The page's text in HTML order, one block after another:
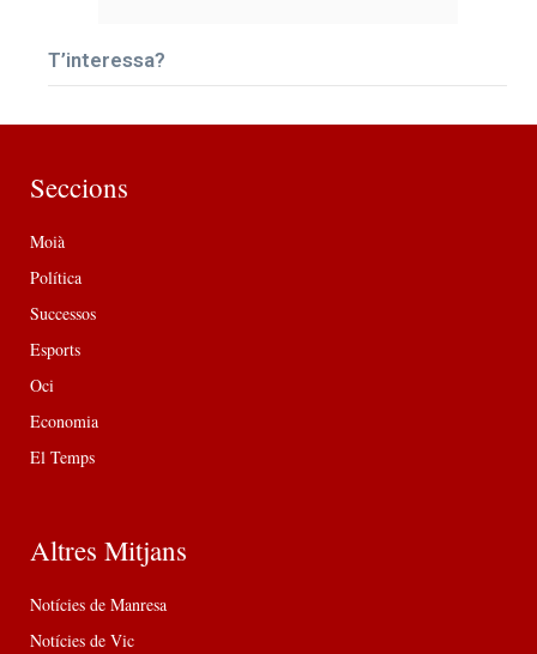
T’interessa?
Seccions
Moià
Política
Successos
Esports
Oci
Economia
El Temps
Altres Mitjans
Notícies de Manresa
Notícies de Vic